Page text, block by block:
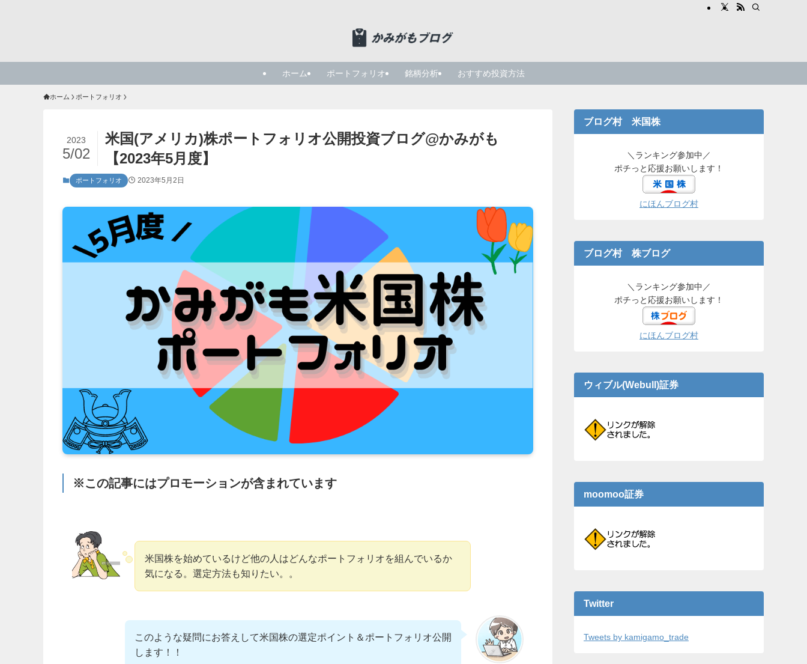
ホーム ポートフォリオ 銘柄分析 おすすめ投資方法
ホーム ポートフォリオ
米国(アメリカ)株ポートフォリオ公開投資ブログ@かみがも
【2023年5月度】
2023
5/02
ポートフォリオ 2023年5月2日
※この記事にはプロモーションが含まれています
米国株を始めているけど他の人はどんなポートフォリオを組んでいるか
気になる。選定方法も知りたい。。
このような疑問にお答えして米国株の選定ポイント＆ポートフォリオ公開
します！！
ブログ村 米国株
＼ランキング参加中／
ポチっと応援お願いします！
にほんブログ村
ブログ村 株ブログ
＼ランキング参加中／
ポチっと応援お願いします！
にほんブログ村
ウィブル(Webull)証券
moomoo証券
Twitter
Tweets by kamigamo_trade